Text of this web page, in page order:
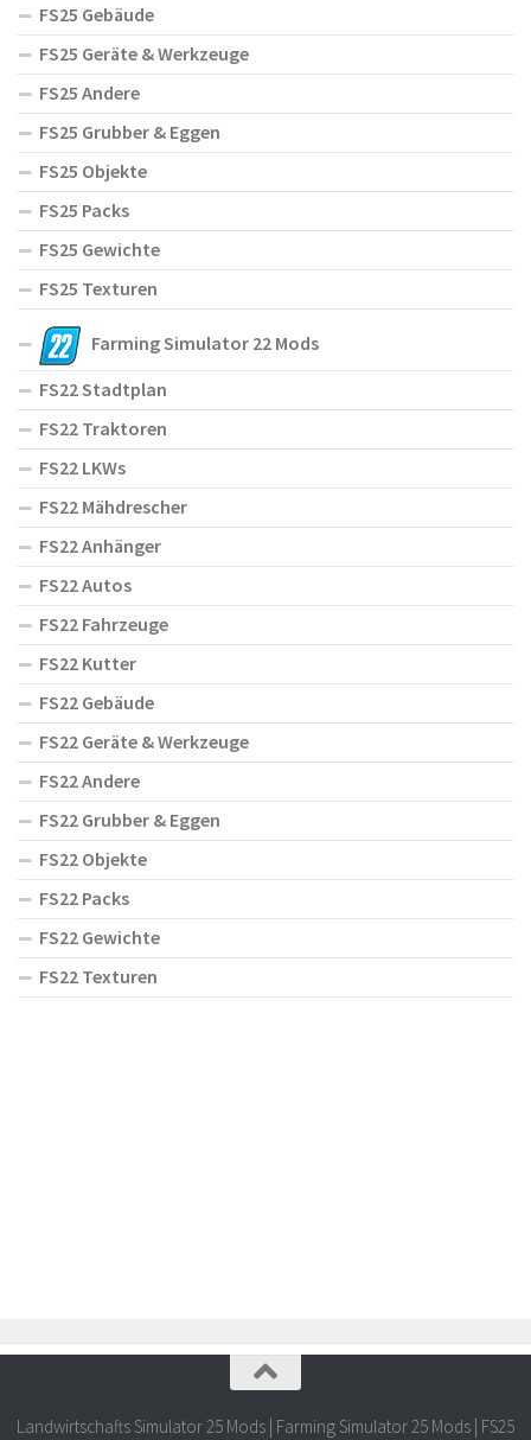
FS25 Gebäude
FS25 Geräte & Werkzeuge
FS25 Andere
FS25 Grubber & Eggen
FS25 Objekte
FS25 Packs
FS25 Gewichte
FS25 Texturen
Farming Simulator 22 Mods
FS22 Stadtplan
FS22 Traktoren
FS22 LKWs
FS22 Mähdrescher
FS22 Anhänger
FS22 Autos
FS22 Fahrzeuge
FS22 Kutter
FS22 Gebäude
FS22 Geräte & Werkzeuge
FS22 Andere
FS22 Grubber & Eggen
FS22 Objekte
FS22 Packs
FS22 Gewichte
FS22 Texturen
Landwirtschafts Simulator 25 Mods | Farming Simulator 25 Mods | FS25